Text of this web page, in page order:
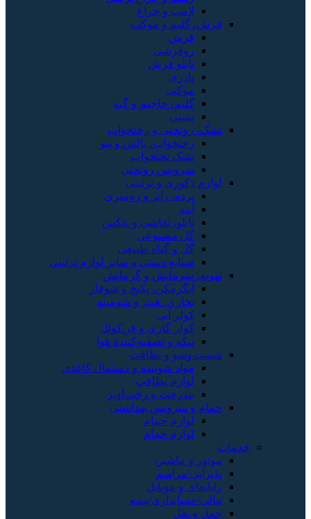
لامپ و چراغ
فرش، گلیم و موکت
فرش
روفرشی
تابلو فرش
پادری
موکت
گلیم، جاجیم و گبه
پشتی
تشک، روتختی و رختخواب
رختخواب، بالش و پتو
تشک تختخواب
سرویس روتختی
لوازم دکوری و تزئینی
پرده، رانر و رومیزی
آینه
تابلو، نقاشی و عکس
گل مصنوعی
گل و گیاه طبیعی
صنایع دستی و سایر لوازم تزئینی
تهویه، سرمایش و گرمایش
آبگرمکن، پکیج و شوفاژ
بخاری، هیتر و شومینه
کولر آبی
کولر گازی و فن‌کوئل
پنکه و تصفیه‌کنندهٔ هوا
شست‌وشو و نظافت
مواد شوینده و دستمال کاغذی
لوازم نظافت
بندرخت و رخت‌آویز
حمام و سرویس بهداشتی
لوازم حمام
لوازم حمام
خدمات
موتور و ماشین
پذیرایی/مراسم
رایانه‌ای و موبایل
مالی/حسابداری/بیمه
حمل و نقل